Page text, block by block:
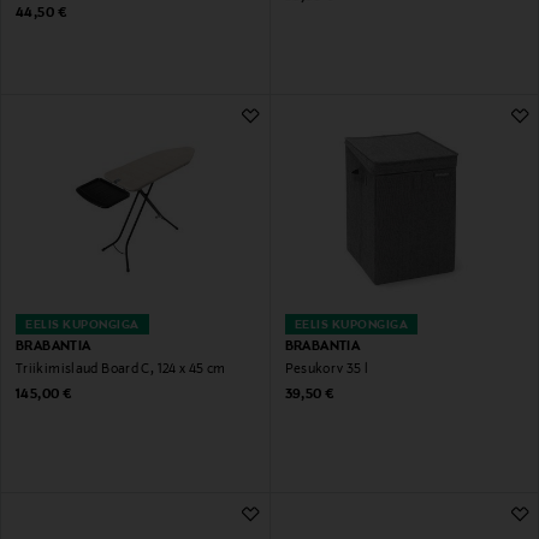
Original Price
44,50 €
EELIS KUPONGIGA
BRABANTIA
Triikimislaud Board C, 124 x 45 cm
Original Price
145,00 €
EELIS KUPONGIGA
BRABANTIA
Pesukorv 35 l
Original Price
39,50 €